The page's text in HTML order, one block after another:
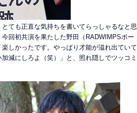
ても正直な気持ちを書いてらっしゃるなと思
回初共演を果たした野田（RADWIMPSボー
しかったです。やっぱり才能が溢れ出ていて
減にしろよ（笑）」と、照れ隠しでツッコミ